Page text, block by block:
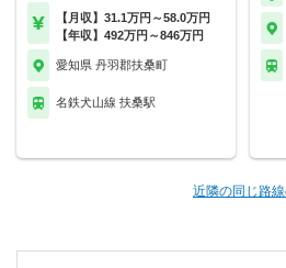
【月収】31.1万円～58.0万円
【年収】492万円～846万円
愛知県 丹羽郡扶桑町
名鉄犬山線 扶桑駅
近隣の同じ路